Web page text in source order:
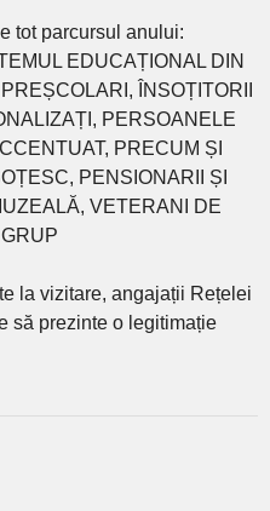
tot parcursul anului:
EDUCAȚIONAL DIN
ÎNSOȚITORII
PERSOANELE
PRECUM ȘI
PENSIONARII ȘI
VETERANI DE
la vizitare, angajații Rețelei
să prezinte o legitimație